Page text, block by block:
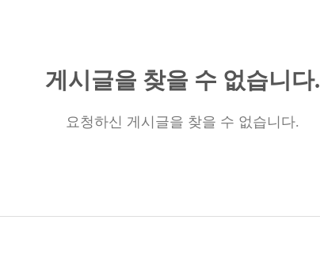
게시글을 찾을 수 없습니다.
요청하신 게시글을 찾을 수 없습니다.